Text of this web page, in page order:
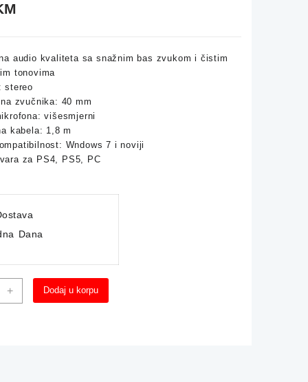
audio kvaliteta sa snažnim bas zvukom i čistim
tonovima
stereo
zvučnika: 40 mm
višesmjerni
kabela: 1,8 m
Wndows 7 i noviji
za PS4, PS5, PC
Dana
+ Dodaj u korpu